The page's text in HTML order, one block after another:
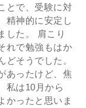
とで、受験に対
精神的に安定し
した。 肩こり
れで勉強もはか
どそうでした。
あったけど、焦
私は10月から
かったと思いま